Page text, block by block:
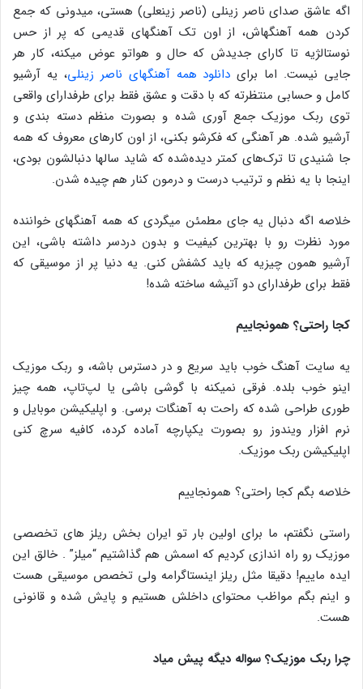
اگه عاشق صدای ناصر زینلی (ناصر زینعلی) هستی، میدونی که جمع
کردن همه آهنگهاش، از اون تک ‌آهنگهای قدیمی که پر از حس
نوستالژیه تا کارای جدیدش که حال و هواتو عوض میکنه، کار هر
جایی نیست. اما برای دانلود همه آهنگهای ناصر زینلی، یه آرشیو
کامل و حسابی منتظرته که با دقت و عشق فقط برای طرفدارای واقعی
توی ربک موزیک جمع ‌آوری شده و بصورت منظم دسته بندی و
آرشیو شده. هر آهنگی که فکرشو بکنی، از اون کارهای معروف که همه
جا شنیدی تا ترک‌های کمتر دیده‌شده که شاید سالها دنبالشون بودی،
اینجا با یه نظم و ترتیب درست و درمون کنار هم چیده شدن.
خلاصه اگه دنبال یه جای مطمئن میگردی که همه آهنگهای خواننده
مورد نظرت رو با بهترین کیفیت و بدون دردسر داشته باشی، این
آرشیو همون چیزیه که باید کشفش کنی. یه دنیا پر از موسیقی که
فقط برای طرفدارای دو آتیشه ساخته شده!
کجا راحتی؟ همونجاییم
یه سایت آهنگ خوب باید سریع و در دسترس باشه، و ربک موزیک
اینو خوب بلده. فرقی نمیکنه با گوشی باشی یا لپ‌تاپ، همه ‌چیز
طوری طراحی شده که راحت به آهنگات برسی. و اپلیکیشن موبایل و
نرم افزار ویندوز رو بصورت یکپارچه آماده کرده، کافیه سرچ کنی
اپلیکیشن ربک موزیک.
خلاصه بگم کجا راحتی؟ همونجاییم
راستی نگفتم، ما برای اولین بار تو ایران بخش ریلز های تخصصی
موزیک رو راه اندازی کردیم که اسمش هم گذاشتیم “میلز” . خالق این
ایده ماییم! دقیقا مثل ریلز اینستاگرامه ولی تخصص موسیقی هست
و اینم بگم مواظب محتوای داخلش هستیم و پایش شده و قانونی
هست.
چرا ربک موزیک؟ سواله دیگه پیش میاد